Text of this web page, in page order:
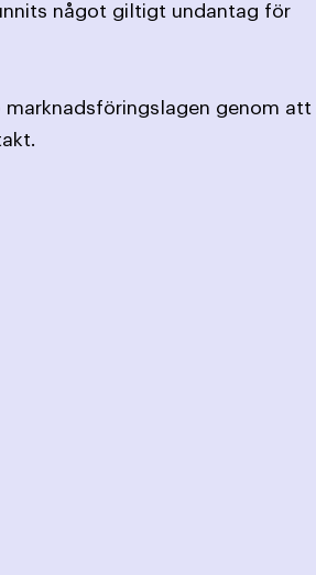
något giltigt undantag för
genom att